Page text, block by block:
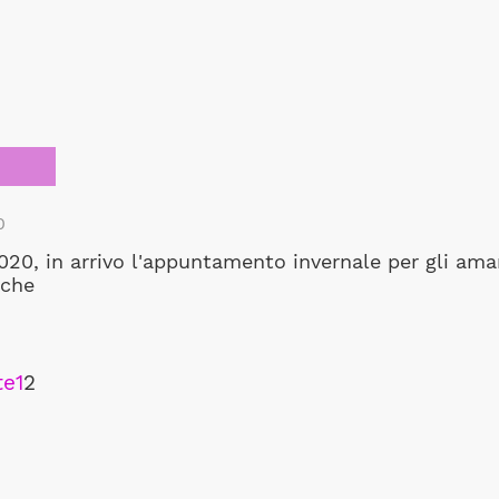
in arrivo l'appuntamento invernale per gli
12